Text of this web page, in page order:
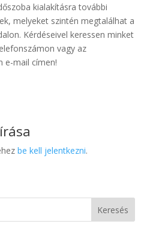
kialakításra további
melyeket szintén megtalálhat a
Kérdéseivel keressen minket
vagy az
e-mail címen!
be kell jelentkezni.
Keresés